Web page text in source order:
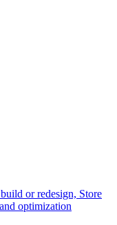
or redesign, Store
optimization